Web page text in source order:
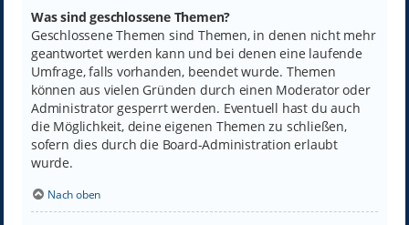
Was sind geschlossene Themen?
Geschlossene Themen sind Themen, in denen nicht mehr
geantwortet werden kann und bei denen eine laufende
Umfrage, falls vorhanden, beendet wurde. Themen
können aus vielen Gründen durch einen Moderator oder
Administrator gesperrt werden. Eventuell hast du auch
die Möglichkeit, deine eigenen Themen zu schließen,
sofern dies durch die Board-Administration erlaubt
wurde.
Nach oben